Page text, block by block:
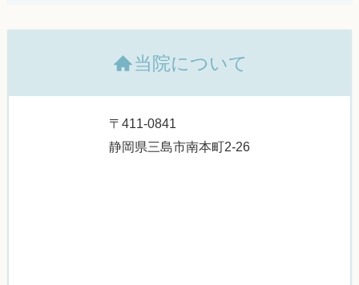
当院について
〒411-0841
静岡県三島市南本町2-26